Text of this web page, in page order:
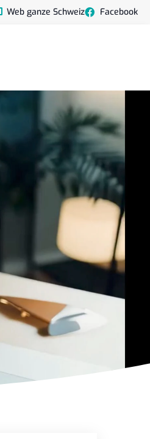
Web ganze Schweiz Facebook